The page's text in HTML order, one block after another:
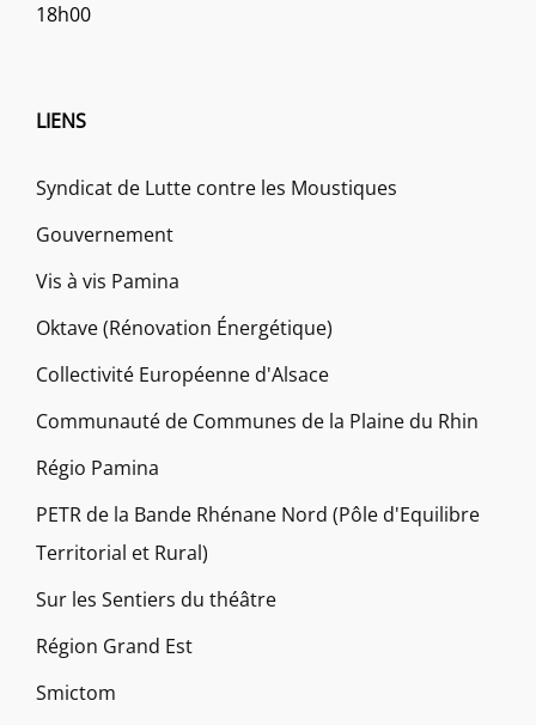
18h00
LIENS
Syndicat de Lutte contre les Moustiques
Gouvernement
Vis à vis Pamina
Oktave (Rénovation Énergétique)
Collectivité Européenne d'Alsace
Communauté de Communes de la Plaine du Rhin
Régio Pamina
PETR de la Bande Rhénane Nord (Pôle d'Equilibre
Territorial et Rural)
Sur les Sentiers du théâtre
Région Grand Est
Smictom